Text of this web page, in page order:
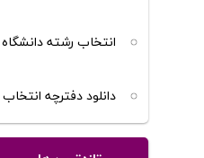
انتخاب رشته دانشگاه
دانلود دفترچه